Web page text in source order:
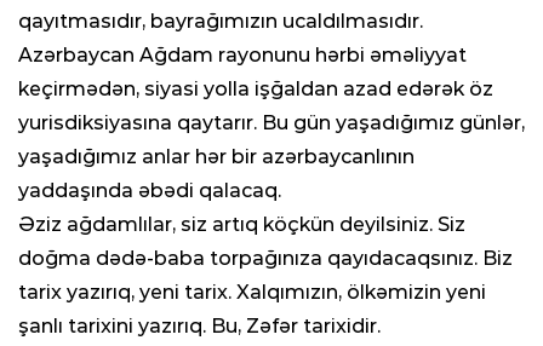
qayıtmasıdır, bayrağımızın ucaldılmasıdır.
Azərbaycan Ağdam rayonunu hərbi əməliyyat
keçirmədən, siyasi yolla işğaldan azad edərək öz
yurisdiksiyasına qaytarır. Bu gün yaşadığımız günlər,
yaşadığımız anlar hər bir azərbaycanlının
yaddaşında əbədi qalacaq.
Əziz ağdamlılar, siz artıq köçkün deyilsiniz. Siz
doğma dədə-baba torpağınıza qayıdacaqsınız. Biz
tarix yazırıq, yeni tarix. Xalqımızın, ölkəmizin yeni
şanlı tarixini yazırıq. Bu, Zəfər tarixidir.